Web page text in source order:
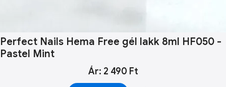
Perfect Nails Hema Free gél lakk 8ml HF050 -
Pastel Mint
Ár: 2 490 Ft